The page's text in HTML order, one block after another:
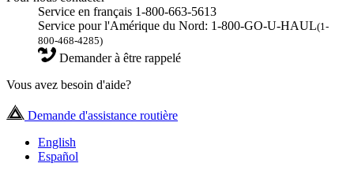
Service en français 1-800-663-5613
Service pour l'Amérique du Nord: 1-800-GO-U-HAUL(1-
800-468-4285)
Demander à être rappelé
Vous avez besoin d'aide?
Demande d'assistance routière
English
Español